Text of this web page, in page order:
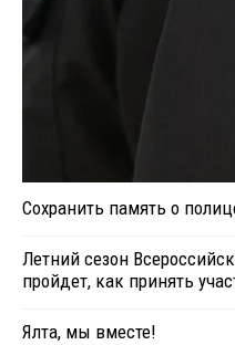
Сохранить память о
Летний сезон
пройдет, как принять
Ялта, мы вместе!